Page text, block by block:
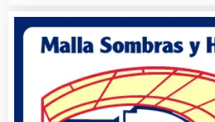
Alquiler de Sillas y Mesas
Alquiler de Trajes de Etiqueta